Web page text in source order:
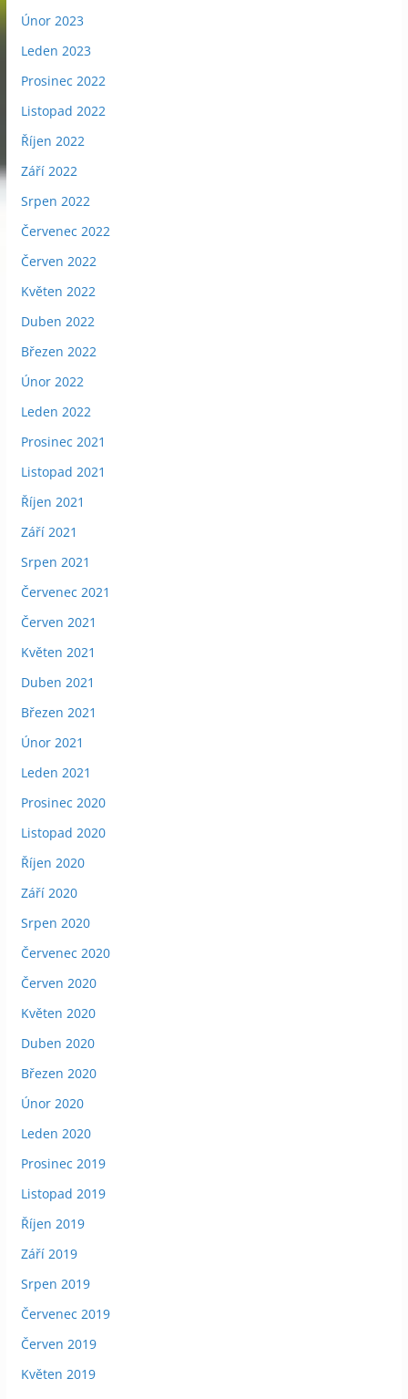
Únor 2023
Leden 2023
Prosinec 2022
Listopad 2022
Říjen 2022
Září 2022
Srpen 2022
Červenec 2022
Červen 2022
Květen 2022
Duben 2022
Březen 2022
Únor 2022
Leden 2022
Prosinec 2021
Listopad 2021
Říjen 2021
Září 2021
Srpen 2021
Červenec 2021
Červen 2021
Květen 2021
Duben 2021
Březen 2021
Únor 2021
Leden 2021
Prosinec 2020
Listopad 2020
Říjen 2020
Září 2020
Srpen 2020
Červenec 2020
Červen 2020
Květen 2020
Duben 2020
Březen 2020
Únor 2020
Leden 2020
Prosinec 2019
Listopad 2019
Říjen 2019
Září 2019
Srpen 2019
Červenec 2019
Červen 2019
Květen 2019